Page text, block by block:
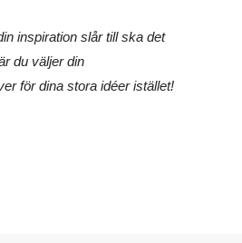
inspiration slår till ska det
du väljer din
för dina stora idéer istället!